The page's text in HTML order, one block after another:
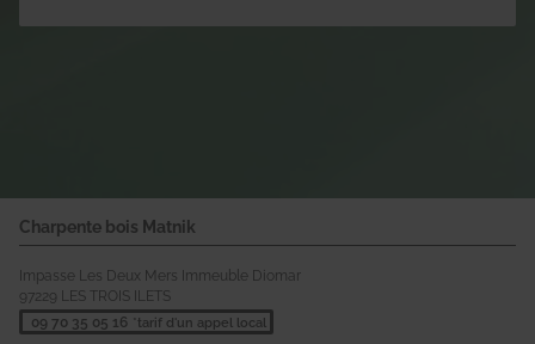
Charpente bois Matnik
Impasse Les Deux Mers Immeuble Diomar
97229 LES TROIS ILETS
09 70 35 05 16